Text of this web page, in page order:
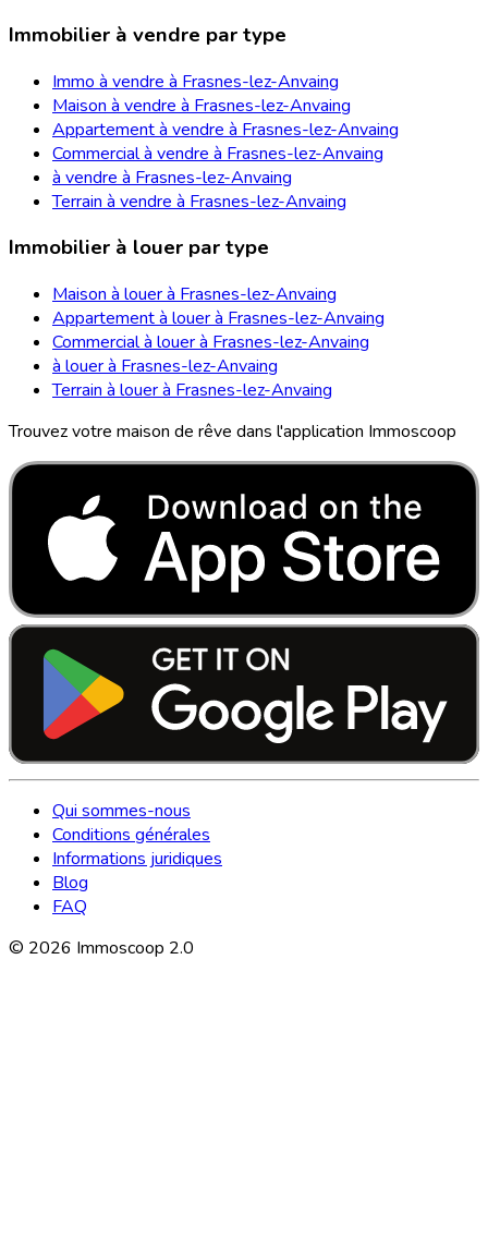
Immobilier à vendre par type
Immo à vendre à Frasnes-lez-Anvaing
Maison à vendre à Frasnes-lez-Anvaing
Appartement à vendre à Frasnes-lez-Anvaing
Commercial à vendre à Frasnes-lez-Anvaing
à vendre à Frasnes-lez-Anvaing
Terrain à vendre à Frasnes-lez-Anvaing
Immobilier à louer par type
Maison à louer à Frasnes-lez-Anvaing
Appartement à louer à Frasnes-lez-Anvaing
Commercial à louer à Frasnes-lez-Anvaing
à louer à Frasnes-lez-Anvaing
Terrain à louer à Frasnes-lez-Anvaing
Trouvez votre maison de rêve dans l'application Immoscoop
Qui sommes-nous
Conditions générales
Informations juridiques
Blog
FAQ
© 2026 Immoscoop 2.0